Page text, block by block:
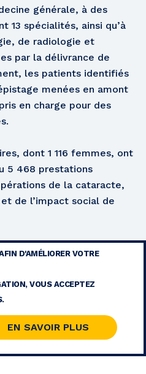
générale, à des
13 spécialités, ainsi qu’à
de radiologie et
par la délivrance de
les patients identifiés
menées en amont
en charge pour des
dont 1 116 femmes, ont
5 468 prestations
de la cataracte,
de l’impact social de
RSS
V POUR LA SOLIDARITÉ
D'AMÉLIORER VOTRE
VOUS ACCEPTEZ
EN SAVOIR PLUS